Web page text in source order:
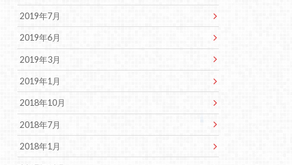
2019年7月
2019年6月
2019年3月
2019年1月
2018年10月
2018年7月
2018年1月